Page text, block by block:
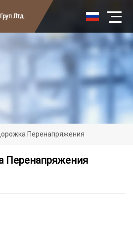
Лтд.
Перенапряжения
Перенапряжения